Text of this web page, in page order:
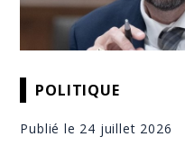
POLITIQUE
Publié le 24 juillet 2026